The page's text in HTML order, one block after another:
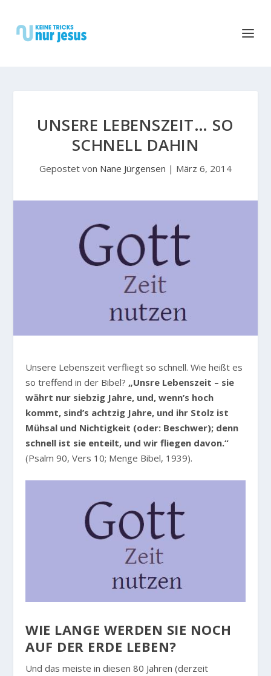
UNSERE LEBENSZEIT… SO
SCHNELL DAHIN
Gepostet von Nane Jürgensen | März 6, 2014
Unsere Lebenszeit verfliegt so schnell. Wie heißt es
so treffend in der Bibel? „Unsre Lebenszeit – sie
währt nur siebzig Jahre, und, wenn’s hoch
kommt, sind’s achtzig Jahre, und ihr Stolz ist
Mühsal und Nichtigkeit (oder: Beschwer); denn
schnell ist sie enteilt, und wir fliegen davon.“
(Psalm 90, Vers 10; Menge Bibel, 1939).
WIE LANGE WERDEN SIE NOCH
AUF DER ERDE LEBEN?
Und das meiste in diesen 80 Jahren (derzeit